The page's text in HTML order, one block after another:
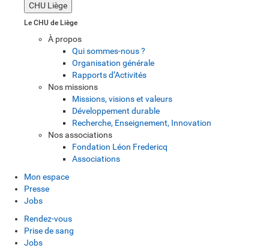
CHU Liège
Le CHU de Liège
À propos
Qui sommes-nous ?
Organisation générale
Rapports d’Activités
Nos missions
Missions, visions et valeurs
Développement durable
Recherche, Enseignement, Innovation
Nos associations
Fondation Léon Fredericq
Associations
Mon espace
Presse
Jobs
Rendez-vous
Prise de sang
Jobs